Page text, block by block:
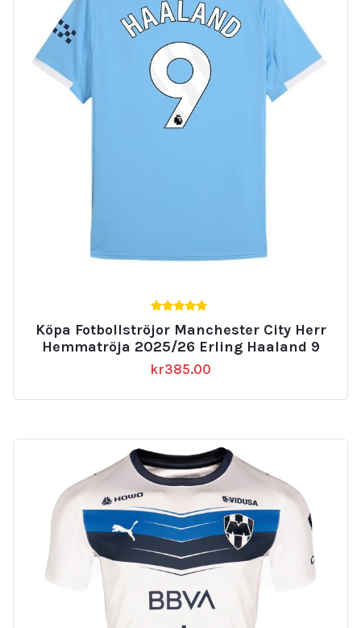
av 5
Köpa Fotbollströjor Manchester City Herr
Hemmatröja 2025/26 Erling Haaland 9
kr385.00